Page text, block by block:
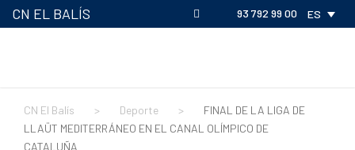
CN EL BALÍS 93 792 99 00 ES
CN El Balís > Deporte >
FINAL DE LA LIGA DE
LLAÜT MEDITERRÁNEO EN EL CANAL OLÍMPICO DE
CATALUÑA